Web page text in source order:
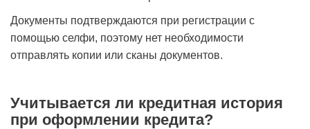
Документы подтверждаются при регистрации с
помощью селфи, поэтому нет необходимости
отправлять копии или сканы документов.
Учитывается ли кредитная история
при оформлении кредита?